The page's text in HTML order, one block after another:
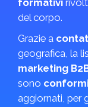
formativi
del corpo.
Grazie a
geografica, la
marketing
sono
aggiornati, per